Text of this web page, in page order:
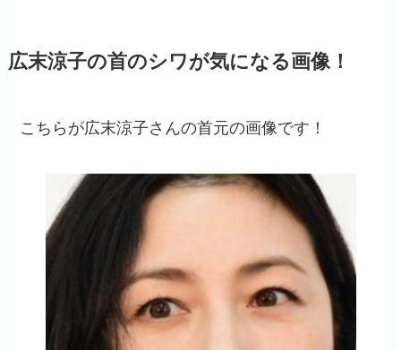
広末涼子の首のシワが気になる画像！
こちらが広末涼子さんの首元の画像です！